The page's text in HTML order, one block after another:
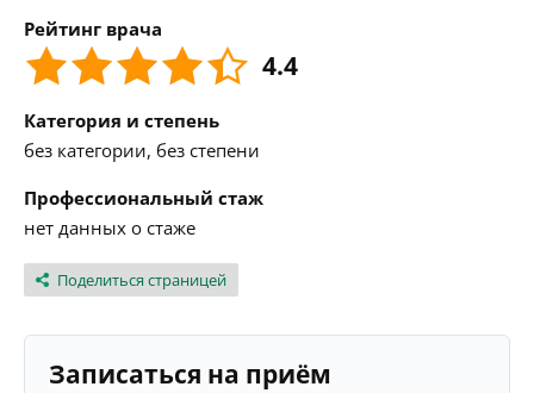
Рейтинг врача
4.4
Категория и степень
без категории, без степени
Профессиональный стаж
нет данных о стаже
Поделиться страницей
Записаться на приём